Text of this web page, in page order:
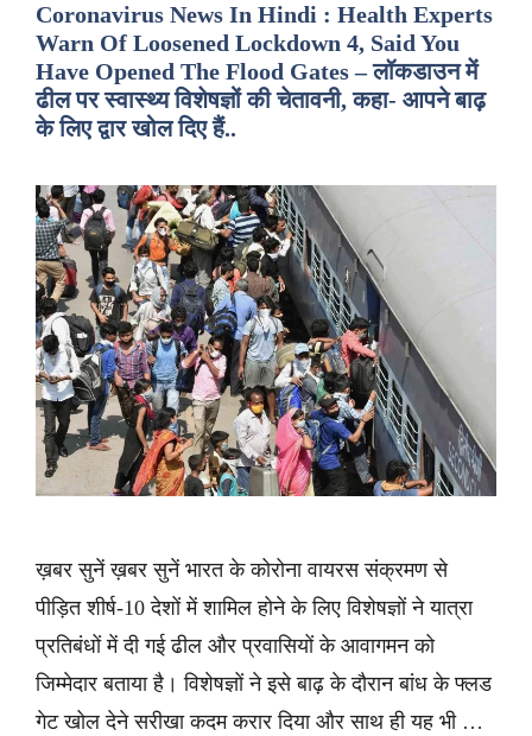
Coronavirus News In Hindi : Health Experts
Warn Of Loosened Lockdown 4, Said You
Have Opened The Flood Gates – लॉकडाउन में
ढील पर स्वास्थ्य विशेषज्ञों की चेतावनी, कहा- आपने बाढ़
के लिए द्वार खोल दिए हैं..
ख़बर सुनें ख़बर सुनें भारत के कोरोना वायरस संक्रमण से
पीड़ित शीर्ष-10 देशों में शामिल होने के लिए विशेषज्ञों ने यात्रा
प्रतिबंधों में दी गई ढील और प्रवासियों के आवागमन को
जिम्मेदार बताया है। विशेषज्ञों ने इसे बाढ़ के दौरान बांध के फ्लड
गेट खोल देने सरीखा कदम करार दिया और साथ ही यह भी …